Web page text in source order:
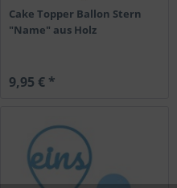
Cake Topper Ballon Stern
"Name" aus Holz
9,95 € *